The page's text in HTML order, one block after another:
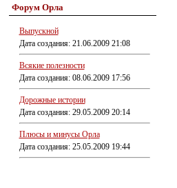
Форум Орла
Выпускной
Дата создания: 21.06.2009 21:08
Всякие полезности
Дата создания: 08.06.2009 17:56
Дорожные истории
Дата создания: 29.05.2009 20:14
Плюсы и минусы Орла
Дата создания: 25.05.2009 19:44